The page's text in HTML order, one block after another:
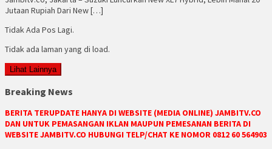
Jutaan Rupiah Dari New […]
Tidak Ada Pos Lagi.
Tidak ada laman yang di load.
Lihat Lainnya
Breaking News
BERITA TERUPDATE HANYA DI WEBSITE (MEDIA ONLINE) JAMBITV.CO
DAN UNTUK PEMASANGAN IKLAN MAUPUN PEMESANAN BERITA DI
WEBSITE JAMBITV.CO HUBUNGI TELP/CHAT KE NOMOR 0812 60 564903